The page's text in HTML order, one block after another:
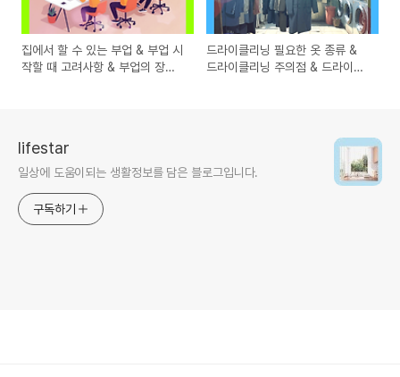
집에서 할 수 있는 부업 & 부업 시
작할 때 고려사항 & 부업의 장점
드라이클리닝 필요한 옷 종류 &
드라이클리닝 주의점 & 드라이클
lifestar
일상에 도움이되는 생활정보를 담은 블로그입니다.
구독하기